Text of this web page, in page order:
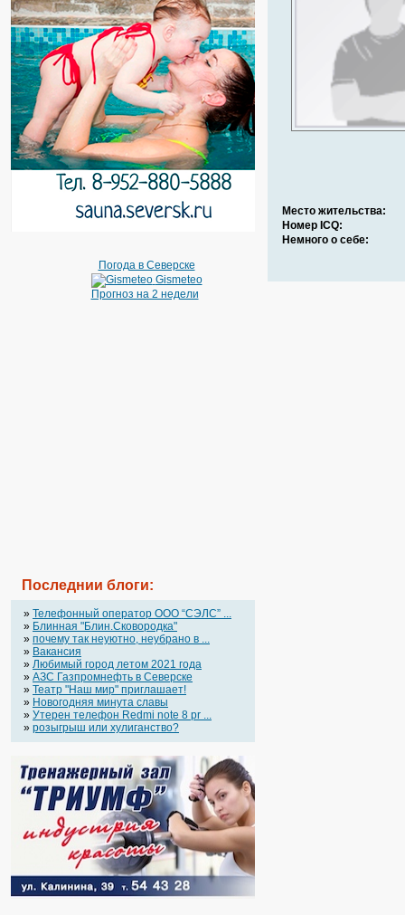
Погода в Северске
Gismeteo
Прогноз на 2 недели
Последнии блоги:
» Телефонный оператор OOO “СЭЛС” ...
» Блинная "Блин.Сковородка"
» почему так неуютно, неубрано в ...
» Вакансия
» Любимый город летом 2021 года
» АЗС Газпромнефть в Северске
» Театр "Наш мир" приглашает!
» Новогодняя минута славы
» Утерен телефон Redmi note 8 pr ...
» розыгрыш или хулиганство?
Место жительства:
Номер ICQ:
Немного о себе: